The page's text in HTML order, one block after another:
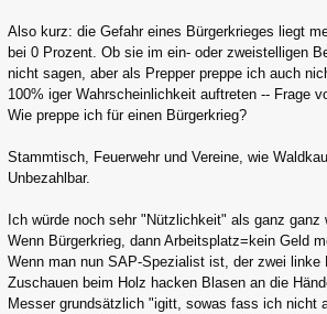
Also kurz: die Gefahr eines Bürgerkrieges liegt
bei 0 Prozent. Ob sie im ein- oder zweistelligen
nicht sagen, aber als Prepper preppe ich auch
100% iger Wahrscheinlichkeit auftreten -- Frage
Wie preppe ich für einen Bürgerkrieg?
Stammtisch, Feuerwehr und Vereine, wie
Unbezahlbar.
Ich würde noch sehr "Nützlichkeit" als ganz ganz
Wenn Bürgerkrieg, dann Arbeitsplatz=kein Geld
Wenn man nun SAP-Spezialist ist, der zwei linke
Zuschauen beim Holz hacken Blasen an die
Messer grundsätzlich "igitt, sowas fass ich nicht